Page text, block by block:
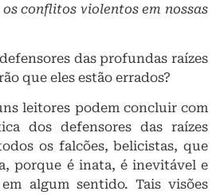
conflitos violentos em nossas
das profundas raízes
que eles estão errados?
leitores podem concluir com
dos defensores das raízes
os falcões, belicistas, que
porque é inata, é inevitável e
algum sentido. Tais visões